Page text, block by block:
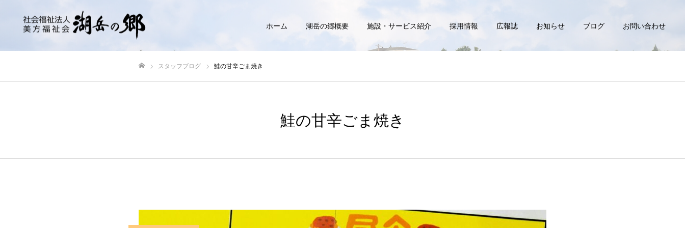
ホーム 湖岳の郷概要 施設・サービス紹介 採用情報 広報誌 お知らせ ブログ お問い合わせ
スタッフブログ 鮭の甘辛ごま焼き
鮭の甘辛ごま焼き